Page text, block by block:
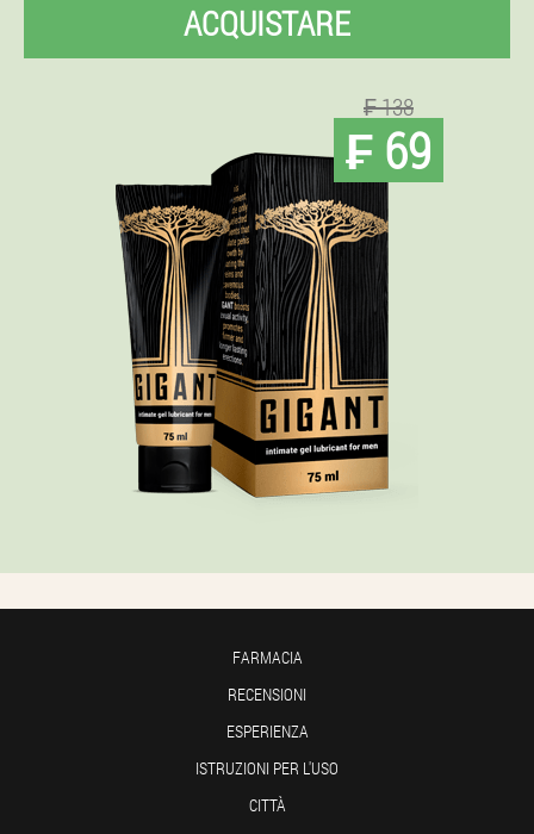
ACQUISTARE
₣ 138
₣ 69
FARMACIA
RECENSIONI
ESPERIENZA
ISTRUZIONI PER L'USO
CITTÀ